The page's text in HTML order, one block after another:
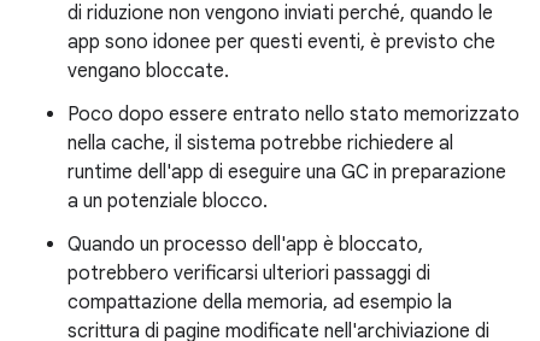
di riduzione non vengono inviati perché, quando le
app sono idonee per questi eventi, è previsto che
vengano bloccate.
Poco dopo essere entrato nello stato memorizzato
nella cache, il sistema potrebbe richiedere al
runtime dell'app di eseguire una GC in preparazione
a un potenziale blocco.
Quando un processo dell'app è bloccato,
potrebbero verificarsi ulteriori passaggi di
compattazione della memoria, ad esempio la
scrittura di pagine modificate nell'archiviazione di